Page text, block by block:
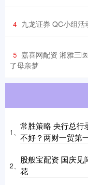
4 九龙证券 QC小组
5 嘉喜网配资 湘雅三
了母亲梦
1、
常胜策略 央行总行
不好？两财一贸第
2、
股般宝配资 国庆见
花